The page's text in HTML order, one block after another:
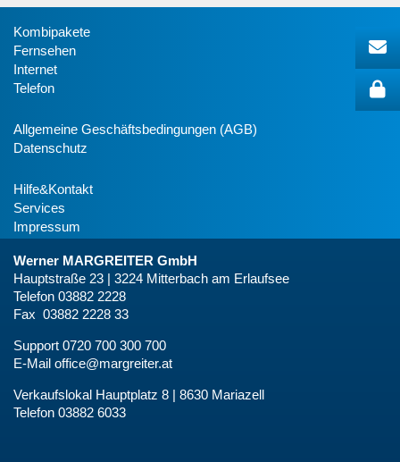
Kombipakete
Fernsehen
Internet
Telefon
Allgemeine Geschäftsbedingungen (AGB)
Datenschutz
Hilfe&Kontakt
Services
Impressum
Werner MARGREITER GmbH
Hauptstraße 23 | 3224 Mitterbach am Erlaufsee
Telefon 03882 2228
Fax 03882 2228 33
Support 0720 700 300 700
E-Mail office@margreiter.at
Verkaufslokal Hauptplatz 8 | 8630 Mariazell
Telefon 03882 6033